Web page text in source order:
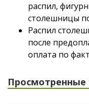
распил,
столешницы
Распил
после
оплата по
Просмотренные